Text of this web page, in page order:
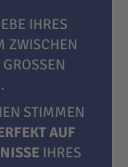
IHRES
ZWISCHEN
P
STIMMEN
AUF
IHRES